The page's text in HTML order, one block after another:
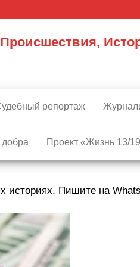
репортаж
добра Проект «Жизнь 13/
историях. Пишите на